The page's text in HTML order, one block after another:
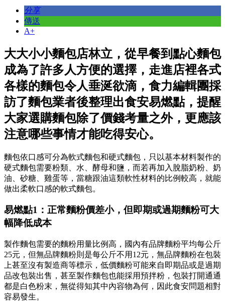
分享
傳送
A+
大大小小麵包店林立，從早餐到點心麵包
成為了許多人方便的選擇，走進店裡各式
各樣的麵包令人垂涎欲滴，食力編輯團採
訪了麵包業者後整理出食安易燃點，提醒
大家選購麵包除了價錢考量之外，更應該
注意哪些事情才能吃得安心。
麵包依口感可分為軟式麵包和硬式麵包，只以基本材料製作的
硬式麵包需要粉類、水、酵母和鹽，而若再加入脫脂奶粉、奶
油、砂糖、雞蛋等，當糖跟油這類軟性材料的比例較高，就能
做出柔軟口感的軟式麵包。
易燃點1：正常麵粉價差小，但即期或過期麵粉可大
幅降低成本
製作麵包需要的麵粉用量比例高，國內有品牌麵粉平均每公斤
25元，但無品牌麵粉則是每公斤不用12元，無品牌麵粉在包裝
上甚至沒有製造商等標示，低價麵粉可能來自即期品或是過期
品改包裝出售，甚至製作麵包也能採用預拌粉，包裝打開通通
都是白色粉末，無從得知其中內容物為何，因此食安問題相對
容易發生。